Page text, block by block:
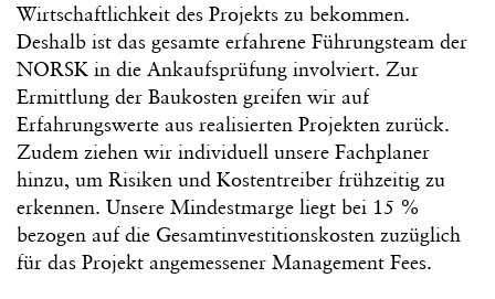
Wirtschaftlichkeit des Projekts zu bekommen.
Deshalb ist das gesamte erfahrene Führungsteam der
NORSK in die Ankaufsprüfung involviert. Zur
Ermittlung der Baukosten greifen wir auf
Erfahrungswerte aus realisierten Projekten zurück.
Zudem ziehen wir individuell unsere Fachplaner
hinzu, um Risiken und Kostentreiber frühzeitig zu
erkennen. Unsere Mindestmarge liegt bei 15 %
bezogen auf die Gesamtinvestitionskosten zuzüglich
für das Projekt angemessener Management Fees.